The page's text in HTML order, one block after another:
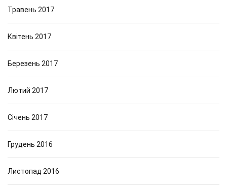
Травень 2017
Квітень 2017
Березень 2017
Лютий 2017
Січень 2017
Грудень 2016
Листопад 2016